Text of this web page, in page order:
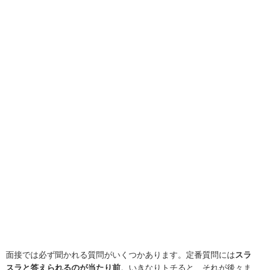
面接では必ず聞かれる質問がいくつかあります。定番質問にはスラ
スラと答えられるのが当たり前。いきなりトチると、それが後々ま